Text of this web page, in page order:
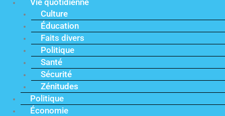
Culture
Éducation
Faits divers
Politique
Santé
Sécurité
Zénitudes
Politique
Économie